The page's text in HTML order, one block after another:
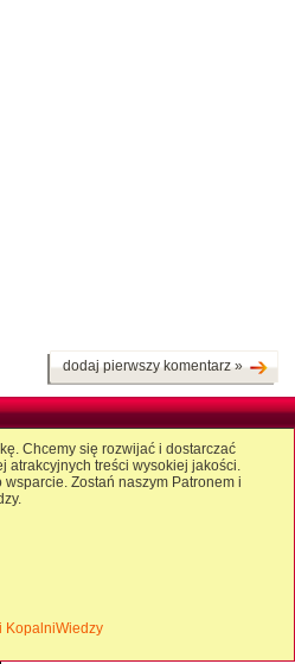
dodaj pierwszy komentarz »
Chcemy się rozwijać i dostarczać
atrakcyjnych treści wysokiej jakości.
Zostań naszym Patronem i
KopalniWiedzy